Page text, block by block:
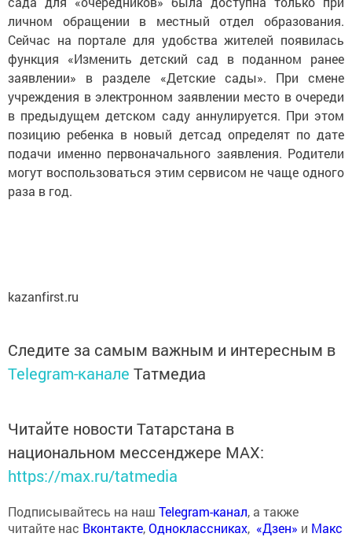
личном обращении в местный отдел образования.
Сейчас на портале для удобства жителей появилась
функция «Изменить детский сад в поданном ранее
заявлении» в разделе «Детские сады». При смене
учреждения в электронном заявлении место в очереди
в предыдущем детском саду аннулируется. При этом
позицию ребенка в новый детсад определят по дате
подачи именно первоначального заявления. Родители
могут воспользоваться этим сервисом не чаще одного
раза в год.
kazanfirst.ru
Следите за самым важным и интересным в
Telegram-канале Татмедиа
Читайте новости Татарстана в
национальном мессенджере MАХ:
https://max.ru/tatmedia
Подписывайтесь на наш Telegram-канал, а также
читайте нас Вконтакте,Одноклассниках, «Дзен» и Макс